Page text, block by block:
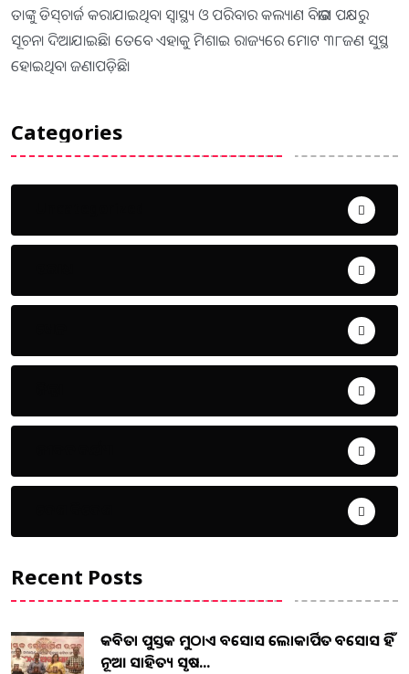
ତାଙ୍କୁ ଡିସ୍‌ଚାର୍ଜ କରାଯାଇଥିବା ସ୍ବାସ୍ଥ୍ୟ ଓ ପରିବାର କଲ୍ୟାଣ ବିଭାଗ ପକ୍ଷରୁ
ସୂଚନା ଦିଆଯାଇଛି। ତେବେ ଏହାକୁ ମିଶାଇ ରାଜ୍ୟରେ ମୋଟ ୩୮ଜଣ ସୁସ୍ଥ
ହୋଇଥିବା ଜଣାପଡ଼ିଛି।
Categories
Recent Posts
କବିତା ପୁସ୍ତକ ମୁଠାଏ ଅବସୋସ ଲୋକାର୍ପିତ ଅବସୋସ ହିଁ
ନୂଆ ସାହିତ୍ୟ ସୃଷ...